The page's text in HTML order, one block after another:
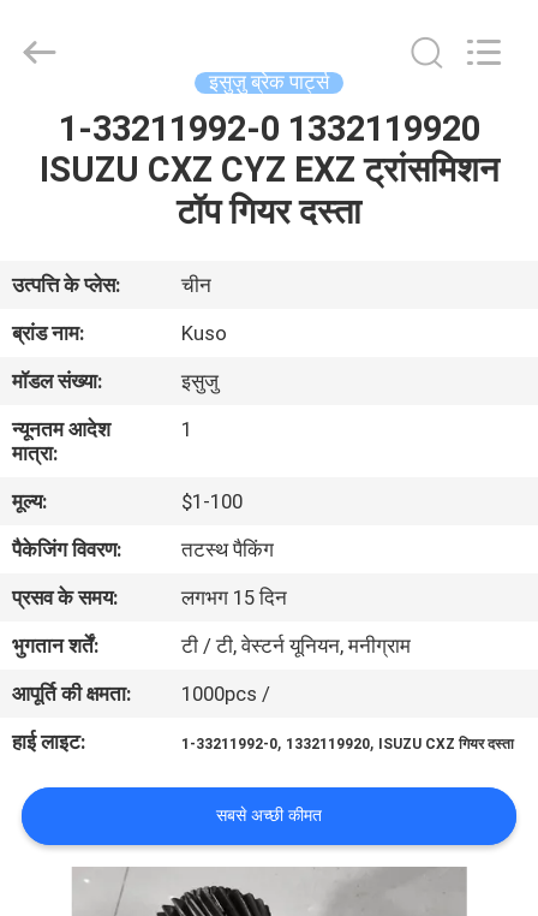
हमारे
बारे
में
कारखाना
भ्रमण
गुणवत्ता
नियंत्रण
संपर्क
करें
समाचार
इसुज़ु ब्रेक पार्ट्स
1-33211992-0 1332119920
ISUZU CXZ CYZ EXZ ट्रांसमिशन
टॉप गियर दस्ता
उत्पत्ति के प्लेस:
चीन
ब्रांड नाम:
Kuso
मॉडल संख्या:
इसुजु
न्यूनतम आदेश
मात्रा:
1
मूल्य:
$1-100
पैकेजिंग विवरण:
तटस्थ पैकिंग
प्रसव के समय:
लगभग 15 दिन
भुगतान शर्तें:
टी / टी, वेस्टर्न यूनियन, मनीग्राम
आपूर्ति की क्षमता:
1000pcs /
हाई लाइट:
1-33211992-0, 1332119920, ISUZU CXZ गियर दस्ता
सबसे अच्छी कीमत